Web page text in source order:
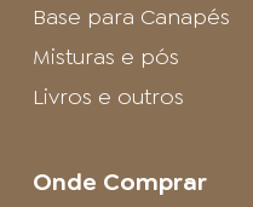
Base para Canapés
Misturas e pós
Livros e outros
Onde Comprar